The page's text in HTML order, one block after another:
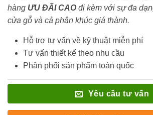
hàng ƯU ĐÃI CAOđi kèm với sự đa
cửa gỗ và cả phân khúc giá thành.
Hỗ trợ tư vấn về kỹ thuật miễn phí
Tư vấn thiết kế theo nhu cầu
Phân phối sản phẩm toàn quốc
Yêu cầu tư vấn